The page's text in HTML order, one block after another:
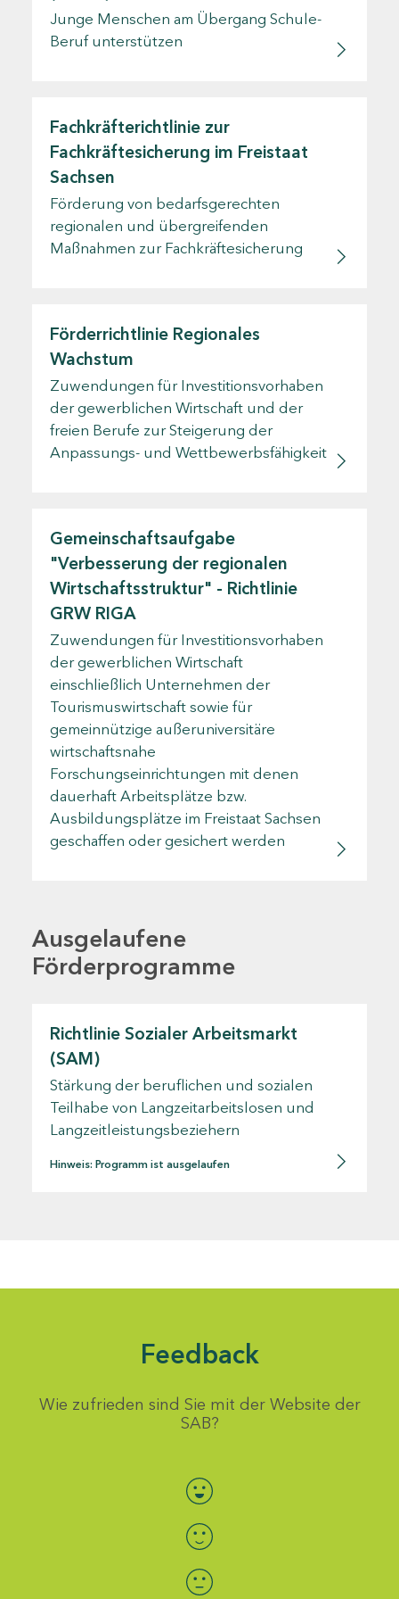
Junge Menschen am Übergang Schule-
Beruf unterstützen
Fachkräfterichtlinie zur
Fachkräftesicherung im Freistaat
Sachsen
Förderung von bedarfsgerechten
regionalen und übergreifenden
Maßnahmen zur Fachkräftesicherung
Förderrichtlinie Regionales
Wachstum
Zuwendungen für Investitionsvorhaben
der gewerblichen Wirtschaft und der
freien Berufe zur Steigerung der
Anpassungs- und Wettbewerbsfähigkeit
Gemeinschaftsaufgabe
"Verbesserung der regionalen
Wirtschaftsstruktur" - Richtlinie
GRW RIGA
Zuwendungen für Investitionsvorhaben
der gewerblichen Wirtschaft
einschließlich Unternehmen der
Tourismuswirtschaft sowie für
gemeinnützige außeruniversitäre
wirtschaftsnahe
Forschungseinrichtungen mit denen
dauerhaft Arbeitsplätze bzw.
Ausbildungsplätze im Freistaat Sachsen
geschaffen oder gesichert werden
Ausgelaufene
Förderprogramme
Richtlinie Sozialer Arbeitsmarkt
(SAM)
Stärkung der beruflichen und sozialen
Teilhabe von Langzeitarbeitslosen und
Langzeitleistungsbeziehern
Hinweis: Programm ist ausgelaufen
Feedback
Wie zufrieden sind Sie mit der Website der
SAB?
Bewertung auswählen